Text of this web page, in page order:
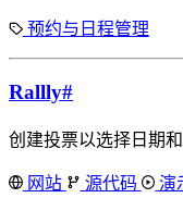
预约与日程管理
Rallly#
创建投票以选择日期
网站 源代码 演